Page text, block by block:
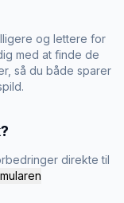
og lettere for
med at finde de
så du både sparer
direkte til